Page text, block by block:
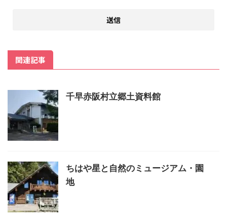
関連記事
千早赤阪村立郷土資料館
ちはや星と自然のミュージアム・園
地